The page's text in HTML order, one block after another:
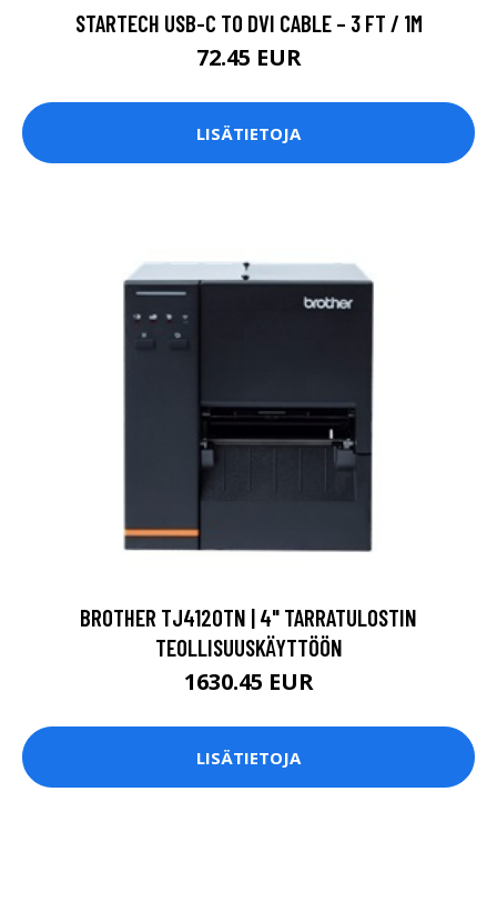
STARTECH USB-C TO DVI CABLE – 3 FT / 1M
72.45 EUR
LISÄTIETOJA
BROTHER TJ4120TN | 4" TARRATULOSTIN
TEOLLISUUSKÄYTTÖÖN
1630.45 EUR
LISÄTIETOJA